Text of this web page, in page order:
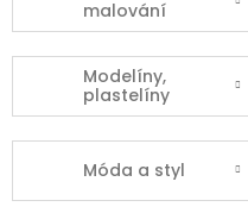
malování
Modelíny,
plastelíny
Móda a styl